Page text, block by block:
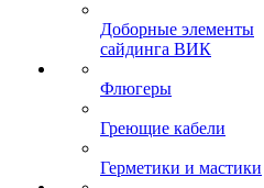
Доборные элементы
сайдинга ВИК
Флюгеры
Греющие кабели
Герметики и мастики